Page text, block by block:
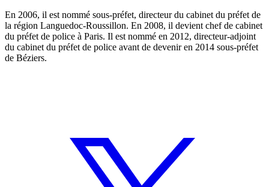
En 2006, il est nommé sous-préfet, directeur du cabinet du préfet de
la région Languedoc-Roussillon. En 2008, il devient chef de cabinet
du préfet de police à Paris. Il est nommé en 2012, directeur-adjoint
du cabinet du préfet de police avant de devenir en 2014 sous-préfet
de Béziers.